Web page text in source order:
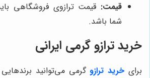
قیمت: قیمت ترازوی فروشگاهی
شما باشد.
خرید ترازو گرمی ایرانی
برای خرید ترازو گرمی می‌توانید